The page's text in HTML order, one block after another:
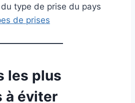
type de prise du pays
de prises
les plus
à éviter